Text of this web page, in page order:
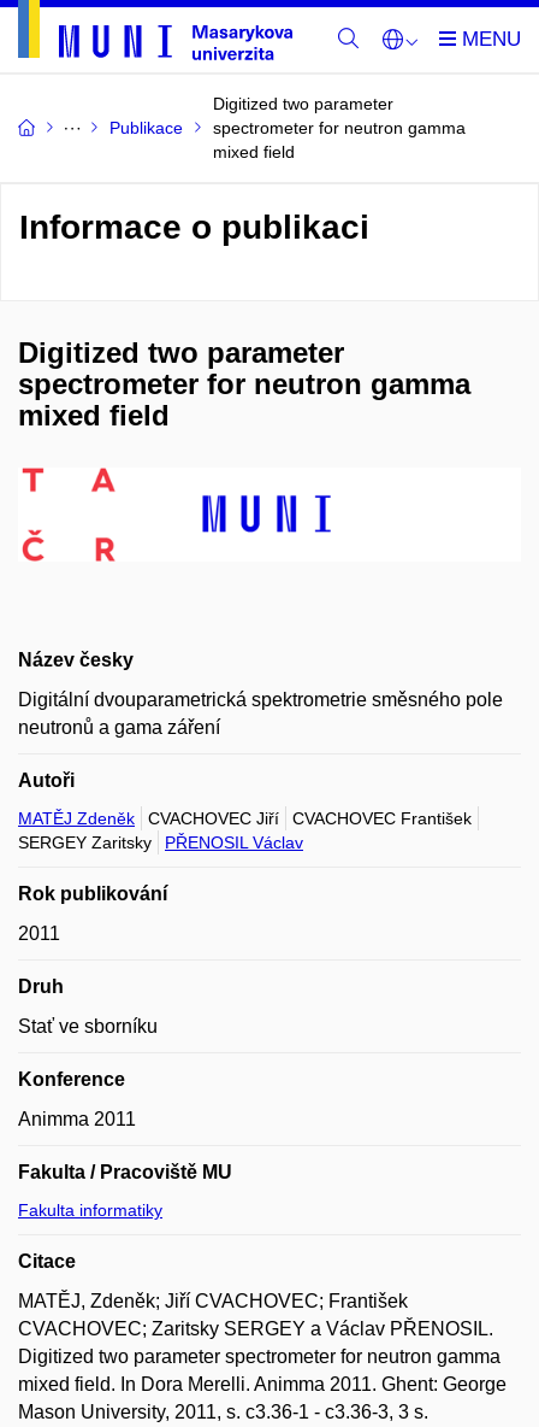
Publikace
Digitized two parameter
spectrometer for neutron gamma
mixed field
Informace o publikaci
Digitized two parameter
spectrometer for neutron gamma
mixed field
Název česky
Digitální dvouparametrická spektrometrie směsného pole
neutronů a gama záření
Autoři
MATĚJ Zdeněk CVACHOVEC Jiří
CVACHOVEC František
SERGEY Zaritsky
PŘENOSIL Václav
Rok publikování
2011
Druh
Stať ve sborníku
Konference
Animma 2011
Fakulta / Pracoviště MU
Fakulta informatiky
Citace
MATĚJ, Zdeněk; Jiří CVACHOVEC; František
CVACHOVEC; Zaritsky SERGEY a Václav PŘENOSIL.
Digitized two parameter spectrometer for neutron gamma
mixed field. In Dora Merelli. Animma 2011. Ghent: George
Mason University, 2011, s. c3.36-1 - c3.36-3, 3 s.